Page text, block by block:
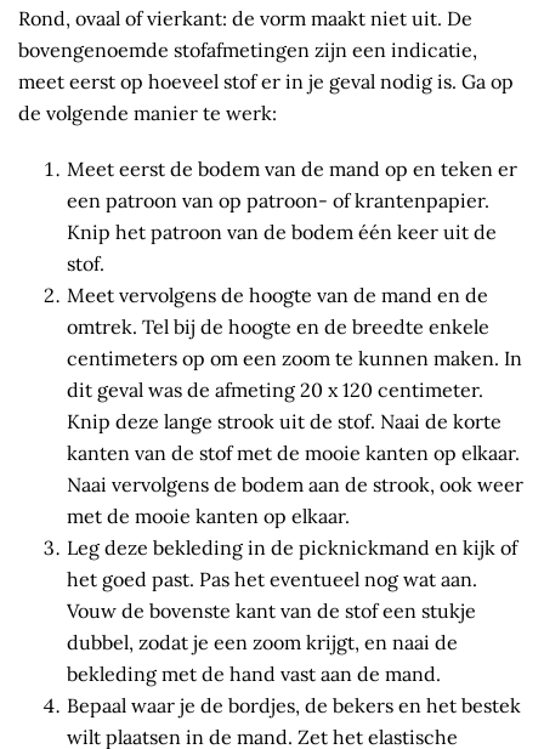
Rond, ovaal of vierkant: de vorm maakt niet uit. De
bovengenoemde stofafmetingen zijn een indicatie,
meet eerst op hoeveel stof er in je geval nodig is. Ga op
de volgende manier te werk:
Meet eerst de bodem van de mand op en teken er
een patroon van op patroon- of krantenpapier.
Knip het patroon van de bodem één keer uit de
stof.
Meet vervolgens de hoogte van de mand en de
omtrek. Tel bij de hoogte en de breedte enkele
centimeters op om een zoom te kunnen maken. In
dit geval was de afmeting 20 x 120 centimeter.
Knip deze lange strook uit de stof. Naai de korte
kanten van de stof met de mooie kanten op elkaar.
Naai vervolgens de bodem aan de strook, ook weer
met de mooie kanten op elkaar.
Leg deze bekleding in de picknickmand en kijk of
het goed past. Pas het eventueel nog wat aan.
Vouw de bovenste kant van de stof een stukje
dubbel, zodat je een zoom krijgt, en naai de
bekleding met de hand vast aan de mand.
Bepaal waar je de bordjes, de bekers en het bestek
wilt plaatsen in de mand. Zet het elastische